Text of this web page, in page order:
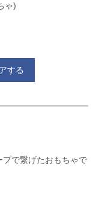
ゃ)
する
プで繋げたおもちゃで